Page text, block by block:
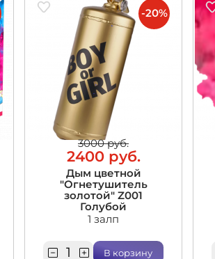
3000 руб.
2400 руб.
Дым цветной
"Огнетушитель
золотой" Z001
Голубой
1 залп
В корзину
-20%